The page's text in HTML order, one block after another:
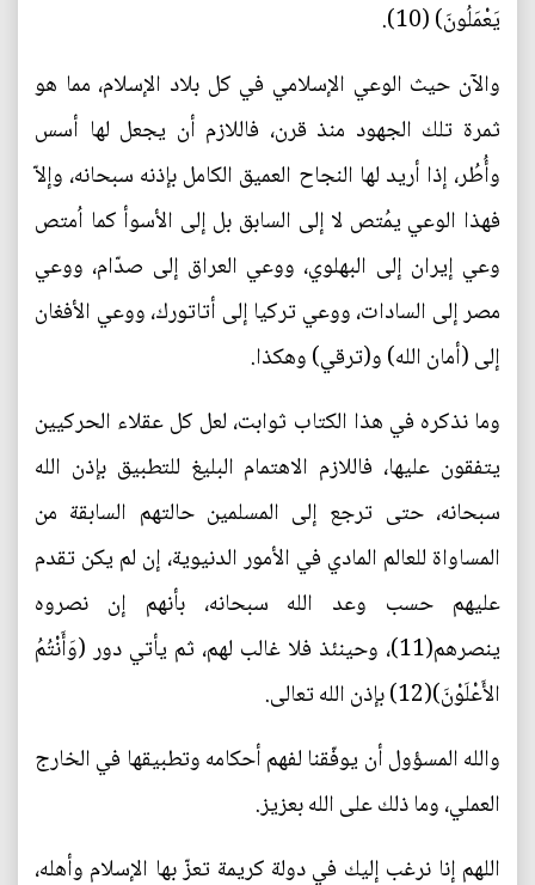
يَعْمَلُونَ) (10).
والآن حيث الوعي الإسلامي في كل بلاد الإسلام، مما هو
ثمرة تلك الجهود منذ قرن، فاللازم أن يجعل لها أسس
وأُطُر، إذا أريد لها النجاح العميق الكامل بإذنه سبحانه، وإلاّ
فهذا الوعي يمُتص لا إلى السابق بل إلى الأسوأ كما اُمتص
وعي إيران إلى البهلوي، ووعي العراق إلى صدّام، ووعي
مصر إلى السادات، ووعي تركيا إلى أتاتورك، ووعي الأفغان
إلى (أمان الله) و(ترقي) وهكذا.
وما نذكره في هذا الكتاب ثوابت، لعل كل عقلاء الحركيين
يتفقون عليها، فاللازم الاهتمام البليغ للتطبيق بإذن الله
سبحانه، حتى ترجع إلى المسلمين حالتهم السابقة من
المساواة للعالم المادي في الأمور الدنيوية، إن لم يكن تقدم
عليهم حسب وعد الله سبحانه، بأنهم إن نصروه
ينصرهم(11)، وحينئذ فلا غالب لهم، ثم يأتي دور (وَأَنْتُمُ
الأَعْلَوْنَ)(12) بإذن الله تعالى.
والله المسؤول أن يوفّقنا لفهم أحكامه وتطبيقها في الخارج
العملي، وما ذلك على الله بعزيز.
اللهم إنا نرغب إليك في دولة كريمة تعزّ بها الإسلام وأهله،